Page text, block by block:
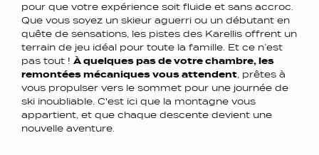
pour que votre expérience soit fluide et sans accroc.
Que vous soyez un skieur aguerri ou un débutant en
quête de sensations, les pistes des Karellis offrent un
terrain de jeu idéal pour toute la famille. Et ce n’est
pas tout ! À quelques pas de votre chambre, les
remontées mécaniques vous attendent , prêtes à
vous propulser vers le sommet pour une journée de
ski inoubliable. C'est ici que la montagne vous
appartient, et que chaque descente devient une
nouvelle aventure.